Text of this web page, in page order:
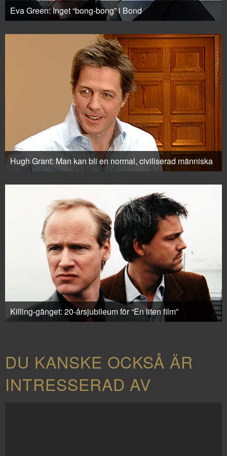
Eva Green: Inget “bong-bong” i Bond
Hugh Grant: Man kan bli en normal, civiliserad människa
Killing-gänget: 20-årsjubileum för “En liten film”
DU KANSKE OCKSÅ ÄR
INTRESSERAD AV